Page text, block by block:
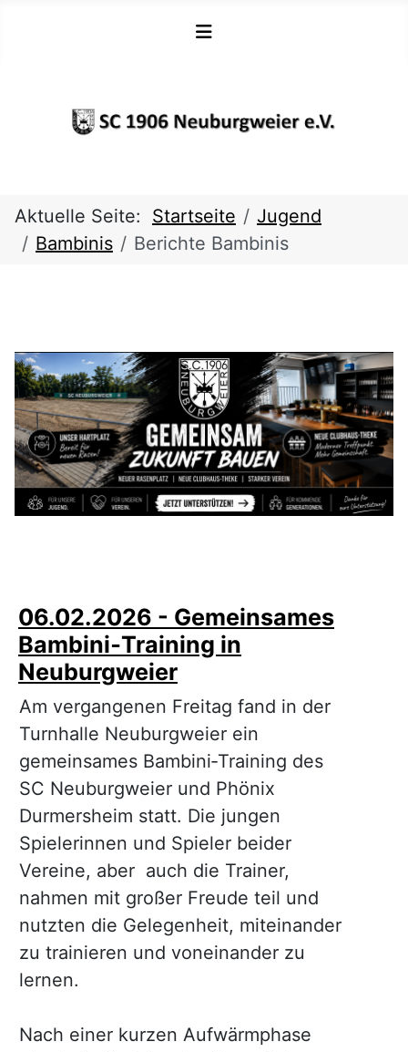
Aktuelle Seite: Startseite
Jugend
Bambinis
Berichte Bambinis
06.02.2026 - Gemeinsames
Bambini‑Training in
Neuburgweier
Am vergangenen Freitag fand in der
Turnhalle Neuburgweier ein
gemeinsames Bambini‑Training des
SC Neuburgweier und Phönix
Durmersheim statt. Die jungen
Spielerinnen und Spieler beider
Vereine, aber auch die Trainer,
nahmen mit großer Freude teil und
nutzten die Gelegenheit, miteinander
zu trainieren und voneinander zu
lernen.
Nach einer kurzen Aufwärmphase